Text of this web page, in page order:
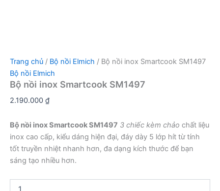
Trang chủ / Bộ nồi Elmich / Bộ nồi inox Smartcook SM1497
Bộ nồi Elmich
Bộ nồi inox Smartcook SM1497
2.190.000 ₫
Bộ nồi inox Smartcook SM1497 3 chiếc kèm chảo chất liệu
inox cao cấp, kiểu dáng hiện đại, đáy dày 5 lớp hít từ tính
tốt truyền nhiệt nhanh hơn, đa dạng kích thước để bạn
sáng tạo nhiều hơn.